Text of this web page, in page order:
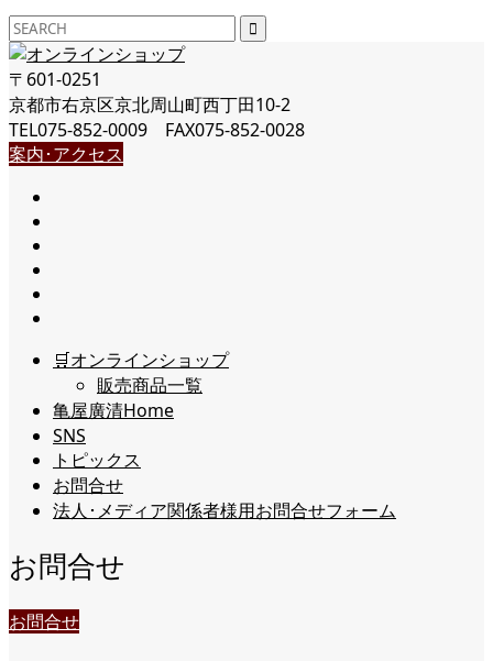
〒601-0251
京都市右京区京北周山町西丁田10-2
TEL075-852-0009 FAX075-852-0028
案内･アクセス
🛒オンラインショップ
販売商品一覧
亀屋廣清Home
SNS
トピックス
お問合せ
法人･メディア関係者様用お問合せフォーム
お問合せ
お問合せ